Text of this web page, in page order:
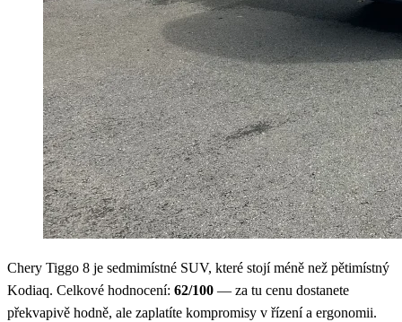
Chery Tiggo 8 je sedmimístné SUV, které stojí méně než pětimístný
Kodiaq. Celkové hodnocení: 62/100 — za tu cenu dostanete
překvapivě hodně, ale zaplatíte kompromisy v řízení a ergonomii.